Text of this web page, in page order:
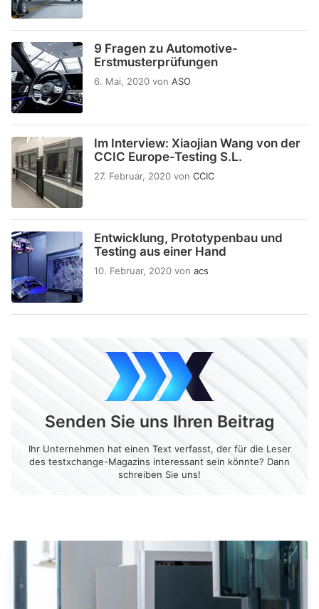
9 Fragen zu Automotive-
Erstmusterprüfungen
6. Mai, 2020 von ASO
Im Interview: Xiaojian Wang von der
CCIC Europe-Testing S.L.
27. Februar, 2020 von CCIC
Entwicklung, Prototypenbau und
Testing aus einer Hand
10. Februar, 2020 von acs
Senden Sie uns Ihren Beitrag
Ihr Unternehmen hat einen Text verfasst, der für die Leser
des testxchange-Magazins interessant sein könnte? Dann
schreiben Sie uns!